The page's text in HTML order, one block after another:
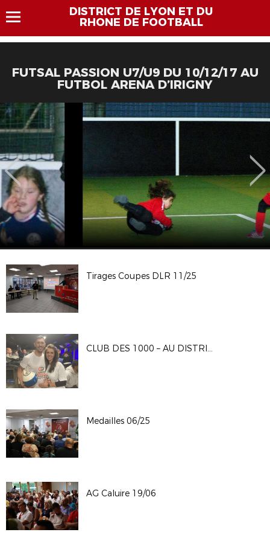
DISTRICT DE LYON ET DU
RHONE DE FOOTBALL
FUTSAL PASSION U7/U9 DU 10/12/17 AU
FUTBOL ARENA D’IRIGNY
Tirages Coupes DLR 11/25
CLUB DES 1000 – AU DISTRICT LE CHALLENGE ENTREPRISES…
Medailles 06/25
AG Caluire 19/06